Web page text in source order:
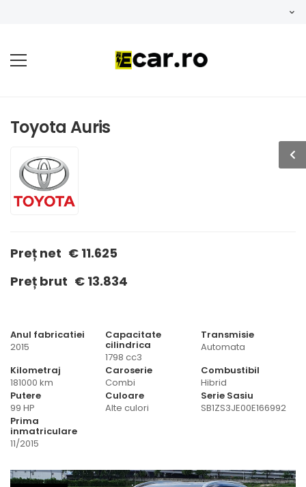
Toyota Auris
Preț net € 11.625
Preț brut € 13.834
Anul fabricatiei
2015
Capacitate
cilindrica
1798 cc3
Transmisie
Automata
Kilometraj
181000 km
Caroserie
Combi
Combustibil
Hibrid
Putere
99 HP
Culoare
Alte culori
Serie Sasiu
SB1ZS3JE00E166992
Prima
inmatriculare
11/2015